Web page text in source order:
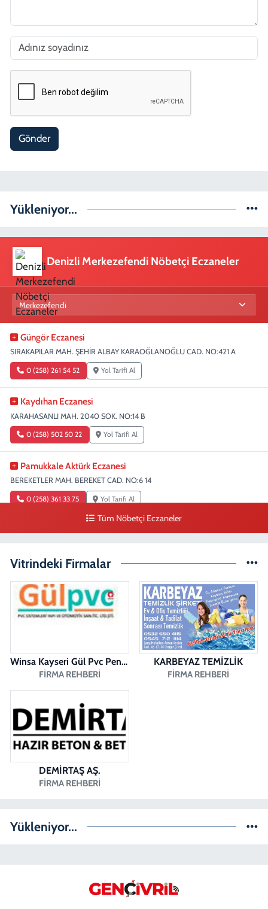
Gönder
Yükleniyor...
Denizli Merkezefendi Nöbetçi Eczaneler
Güngör Eczanesi
SIRAKAPILAR MAH. ŞEHİR ALBAY KARAOĞLANOĞLU CAD. NO:421 A
0 (258) 261 54 52 Yol Tarifi Al
Kaydıhan Eczanesi
KARAHASANLI MAH. 2040 SOK. NO:14 B
0 (258) 502 50 22 Yol Tarifi Al
Pamukkale Aktürk Eczanesi
BEREKETLER MAH. BEREKET CAD. NO:6 14
0 (258) 361 33 75 Yol Tarifi Al
0 (258) 377 85 78 Yol Tarifi Al
Saglık Eczanesi
SIRAKAPILAR MAH. ŞEHİT ALBAY KARAOĞLANOĞLU CAD. NO:10 A
Tüm Nöbetçi Eczaneler
Vitrindeki Firmalar
Winsa Kayseri Gül Pvc Pencere Kayseri Winsa
FIRMA REHBERI
KARBEYAZ TEMİZLİK
FIRMA REHBERI
DEMİRTAŞ AŞ.
FIRMA REHBERI
Yükleniyor...